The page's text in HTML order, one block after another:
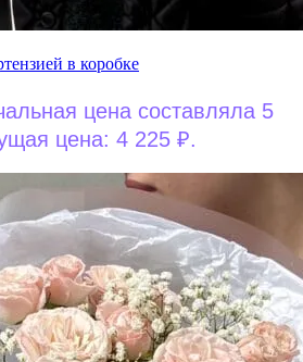
в коробке
цена составляла 5
цена: 4 225 ₽.